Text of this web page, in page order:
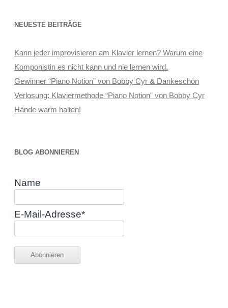
NEUESTE BEITRÄGE
Kann jeder improvisieren am Klavier lernen? Warum eine
Komponistin es nicht kann und nie lernen wird.
Gewinner “Piano Notion” von Bobby Cyr & Dankeschön
Verlosung: Klaviermethode “Piano Notion” von Bobby Cyr
Hände warm halten!
BLOG ABONNIEREN
Name
E-Mail-Adresse*